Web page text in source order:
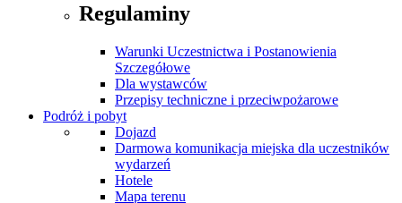
Regulaminy
Warunki Uczestnictwa i Postanowienia
Szczegółowe
Dla wystawców
Przepisy techniczne i przeciwpożarowe
Podróż i pobyt
Dojazd
Darmowa komunikacja miejska dla uczestników
wydarzeń
Hotele
Mapa terenu